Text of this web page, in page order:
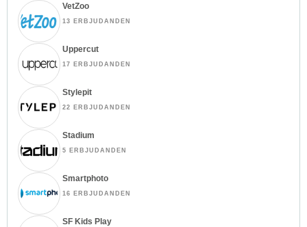
VetZoo
13 ERBJUDANDEN
Uppercut
17 ERBJUDANDEN
Stylepit
22 ERBJUDANDEN
Stadium
5 ERBJUDANDEN
Smartphoto
16 ERBJUDANDEN
SF Kids Play